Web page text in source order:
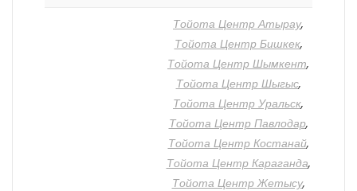
Тойота Центр Атырау,
Тойота Центр Бишкек,
Тойота Центр Шымкент,
Тойота Центр Шыгыс,
Тойота Центр Уральск,
Тойота Центр Павлодар,
Тойота Центр Костанай,
Тойота Центр Караганда,
Тойота Центр Жетысу,